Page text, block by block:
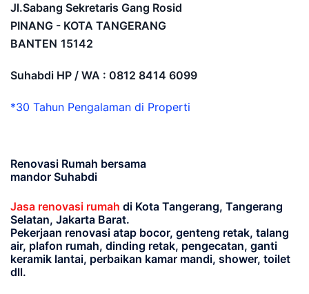
Jl.Sabang Sekretaris Gang Rosid
PINANG - KOTA TANGERANG
BANTEN 15142
Suhabdi HP / WA : 0812 8414 6099
*30 Tahun Pengalaman di Properti
Renovasi Rumah bersama
mandor Suhabdi
Jasa renovasi rumah di Kota Tangerang, Tangerang
Selatan, Jakarta Barat.
Pekerjaan renovasi atap bocor, genteng retak, talang
air, plafon rumah, dinding retak, pengecatan, ganti
keramik lantai, perbaikan kamar mandi, shower, toilet
dll.